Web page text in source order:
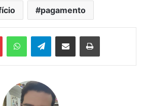
pagamento
PinterestWhatsAppTelegramCompartilhar via e-mail Imprimir